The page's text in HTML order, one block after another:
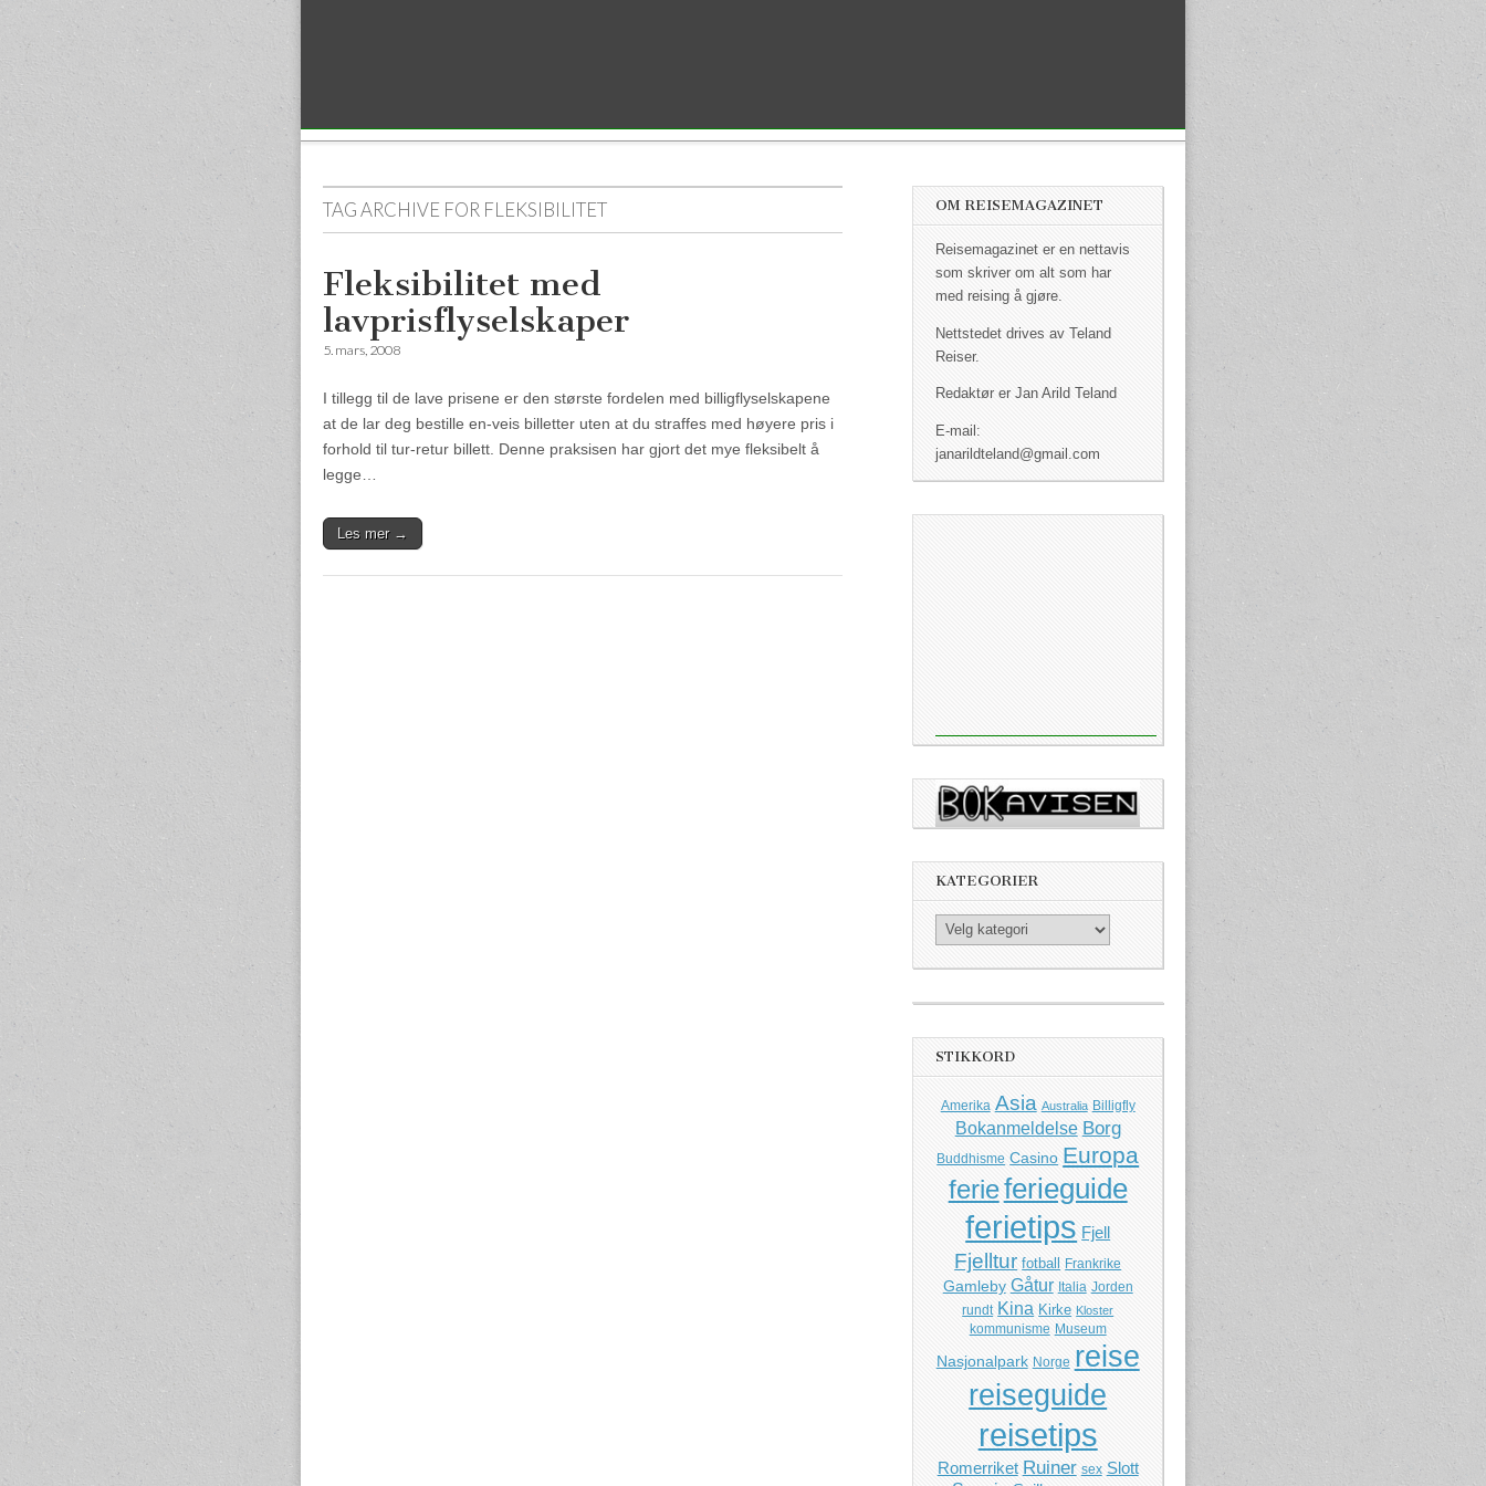
TAG ARCHIVE FOR FLEKSIBILITET
Fleksibilitet med
lavprisflyselskaper
5. mars, 2008
I tillegg til de lave prisene er den største fordelen med billigflyselskapene
at de lar deg bestille en-veis billetter uten at du straffes med høyere pris i
forhold til tur-retur billett. Denne praksisen har gjort det mye fleksibelt å
legge…
Les mer →
OM REISEMAGAZINET
Reisemagazinet er en nettavis
som skriver om alt som har
med reising å gjøre.
Nettstedet drives av Teland
Reiser.
Redaktør er Jan Arild Teland
E-mail:
janarildteland@gmail.com
KATEGORIER
Kategorier
STIKKORD
Amerika Asia Australia Billigfly
Bokanmeldelse Borg
Buddhisme Casino Europa
ferieferieguide
ferietips Fjell
Fjelltur fotball Frankrike
Gamleby Gåtur Italia Jorden
rundt Kina Kirke Kloster
kommunisme Museum
Nasjonalpark Norge reise
reiseguide
reisetips
Romerriket Ruiner sex Slott